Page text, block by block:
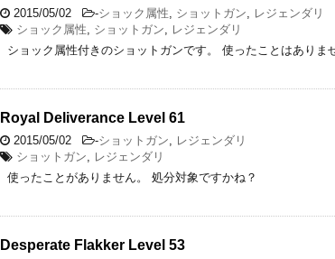
2015/05/02 -ショック属性, ショットガン, レジェンダリ
ショック属性, ショットガン, レジェンダリ
ショック属性付きのショットガンです。 使ったことはありま
Royal Deliverance Level 61
2015/05/02 -ショットガン, レジェンダリ
ショットガン, レジェンダリ
使ったことがありません。 処分対象ですかね？
Desperate Flakker Level 53